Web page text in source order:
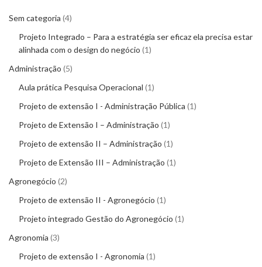
Sem categoria 4
Projeto Integrado – Para a estratégia ser eficaz ela precisa estar
alinhada com o design do negócio 1
Administração 5
Aula prática Pesquisa Operacional 1
Projeto de extensão I - Administração Pública 1
Projeto de Extensão I – Administração 1
Projeto de extensão II – Administração 1
Projeto de Extensão III – Administração 1
Agronegócio 2
Projeto de extensão II - Agronegócio 1
Projeto integrado Gestão do Agronegócio 1
Agronomia 3
Projeto de extensão I - Agronomia 1